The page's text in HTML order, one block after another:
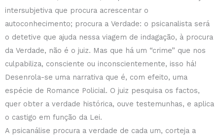
intersubjetiva que procura acrescentar o
autoconhecimento; procura a Verdade: o psicanalista será
o detetive que ajuda nessa viagem de indagação, à procura
da Verdade, não é o juiz. Mas que há um “crime” que nos
culpabiliza, consciente ou inconscientemente, isso há!
Desenrola-se uma narrativa que é, com efeito, uma
espécie de Romance Policial. O juiz pesquisa os factos,
quer obter a verdade histórica, ouve testemunhas, e aplica
o castigo em função da Lei.
A psicanálise procura a verdade de cada um, corteja a